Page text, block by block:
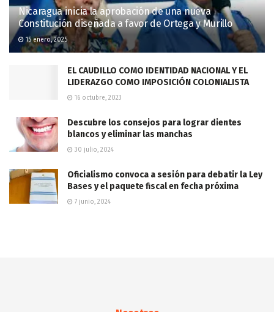
Nicaragua inicia la aprobación de una nueva
Constitución diseñada a favor de Ortega y Murillo
15 enero, 2025
EL CAUDILLO COMO IDENTIDAD NACIONAL Y EL
LIDERAZGO COMO IMPOSICIÓN COLONIALISTA
16 octubre, 2023
Descubre los consejos para lograr dientes
blancos y eliminar las manchas
30 julio, 2024
Oficialismo convoca a sesión para debatir la Ley
Bases y el paquete fiscal en fecha próxima
7 junio, 2024